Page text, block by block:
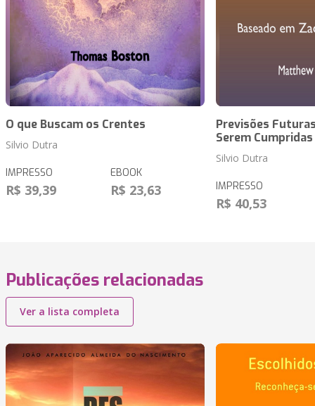
O que Buscam os Crentes
Silvio Dutra
IMPRESSO
R$ 39,39
EBOOK
R$ 23,63
Previsões
Serem Cumpridas
Silvio Dutra
IMPRESSO
R$ 40,53
Publicações relacionadas
Ver a lista completa